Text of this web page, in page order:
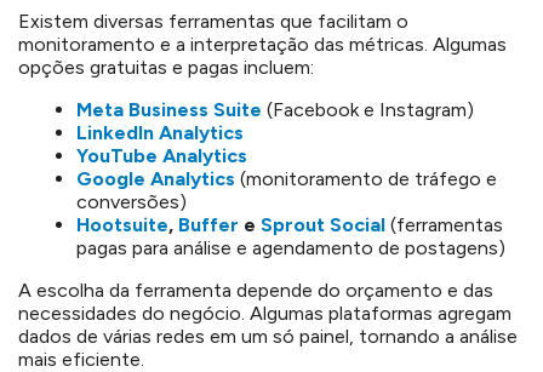
Existem diversas ferramentas que facilitam o
monitoramento e a interpretação das métricas. Algumas
opções gratuitas e pagas incluem:
Meta Business Suite (Facebook e Instagram)
LinkedIn Analytics
YouTube Analytics
Google Analytics (monitoramento de tráfego e
conversões)
Hootsuite, Buffer e Sprout Social (ferramentas
pagas para análise e agendamento de postagens)
A escolha da ferramenta depende do orçamento e das
necessidades do negócio. Algumas plataformas agregam
dados de várias redes em um só painel, tornando a análise
mais eficiente.